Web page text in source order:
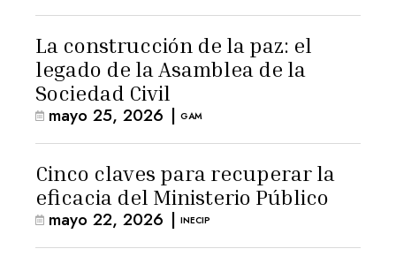
La construcción de la paz: el
legado de la Asamblea de la
Sociedad Civil
mayo 25, 2026 | GAM
Cinco claves para recuperar la
eficacia del Ministerio Público
mayo 22, 2026 | INECIP